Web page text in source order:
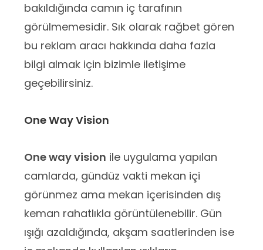
bakıldığında camın iç tarafının
görülmemesidir. Sık olarak rağbet gören
bu reklam aracı hakkında daha fazla
bilgi almak için bizimle iletişime
geçebilirsiniz.
One Way Vision
One way vision ile uygulama yapılan
camlarda, gündüz vakti mekan içi
görünmez ama mekan içerisinden dış
keman rahatlıkla görüntülenebilir. Gün
ışığı azaldığında, akşam saatlerinden ise